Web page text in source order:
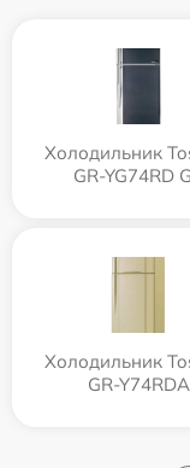
Холодильник
GR-YG74RD
Холодильник
GR-Y74RDA